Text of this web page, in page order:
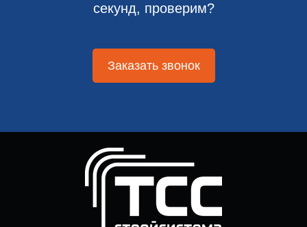
секунд, проверим?
Заказать звонок